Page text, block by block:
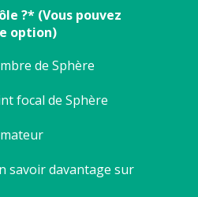
?* (Vous pouvez
option)
de Sphère
focal de Sphère
savoir davantage sur